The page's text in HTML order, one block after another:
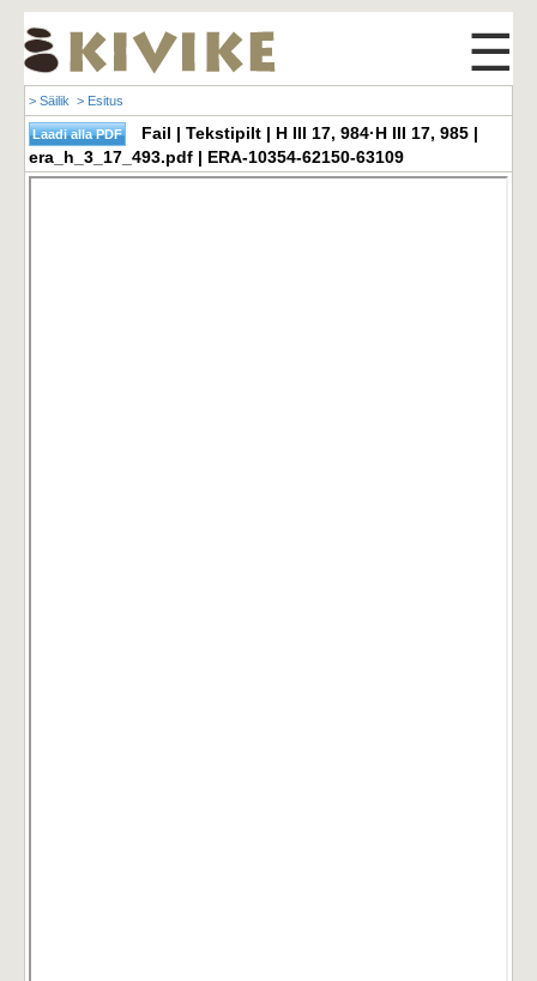
☰
> Säilik > Esitus
Fail | Tekstipilt | H III 17, 984·H III 17, 985 |
era_h_3_17_493.pdf | ERA-10354-62150-63109